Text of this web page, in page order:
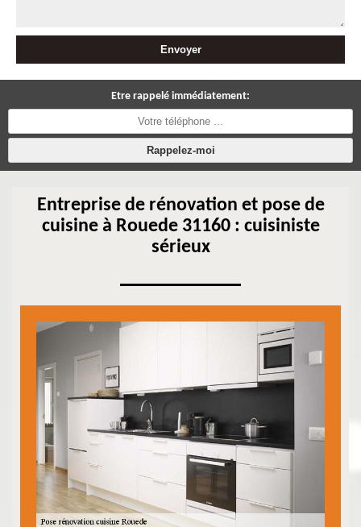
Etre rappelé immédiatement:
Entreprise de rénovation et pose de
cuisine à Rouede 31160 : cuisiniste
sérieux